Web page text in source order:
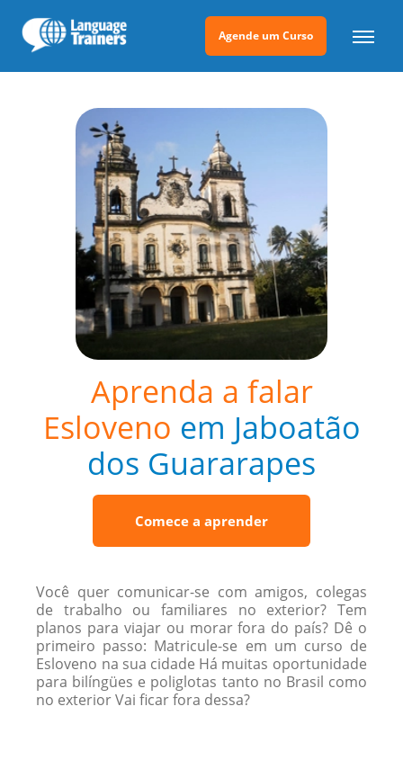
Agende um Curso
Aprenda a falar
Esloveno em Jaboatão
dos Guararapes
Comece a aprender
Você quer comunicar-se com amigos, colegas
de trabalho ou familiares no exterior? Tem
planos para viajar ou morar fora do país? Dê o
primeiro passo: Matricule-se em um curso de
Esloveno na sua cidade Há muitas oportunidade
para bilíngües e poliglotas tanto no Brasil como
no exterior Vai ficar fora dessa?